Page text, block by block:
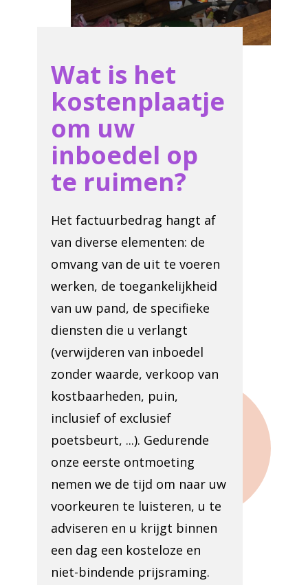
Wat is het
kostenplaatje
om uw
inboedel op
te ruimen?
Het factuurbedrag hangt af
van diverse elementen: de
omvang van de uit te voeren
werken, de toegankelijkheid
van uw pand, de specifieke
diensten die u verlangt
(verwijderen van inboedel
zonder waarde, verkoop van
kostbaarheden, puin,
inclusief of exclusief
poetsbeurt, ...). Gedurende
onze eerste ontmoeting
nemen we de tijd om naar uw
voorkeuren te luisteren, u te
adviseren en u krijgt binnen
een dag een kosteloze en
niet-bindende prijsraming.